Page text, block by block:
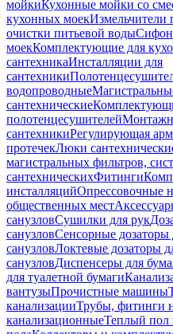
мойкиКухонные мойки со
кухонных моекИзмельчители
очистки питьевой воды
моекКомплектующие для
сантехникаИнсталляции для
сантехники
водопроводные
сантехнические
полотенцесушителей
сантехникиРегулирующая
протечекЛюки
магистральных фильтров,
сантехническихФитинги
инсталляцийОпрессовочные
общественных мест
санузловСушилки для рук
санузловСенсорные
санузловЛоктевые дозаторы
санузловДиспенсеры для
для туалетной бумаги
вантузыПрочистные машины
канализацииТрубы, фитинги
канализационныеТеплый пол